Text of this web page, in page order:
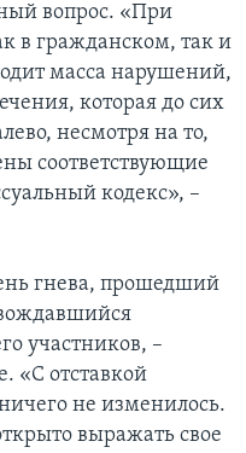
вопрос. «При
в гражданском, так и
масса нарушений,
которая до сих
несмотря на то,
соответствующие
кодекс», –
гнева, прошедший
участников, –
«С отставкой
не изменилось.
выражать свое